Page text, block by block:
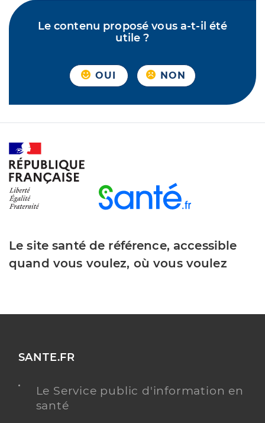
Le contenu proposé vous a-t-il été
utile ?
OUI NON
Le site santé de référence, accessible
quand vous voulez, où vous voulez
SANTE.FR
Le Service public d'information en
santé